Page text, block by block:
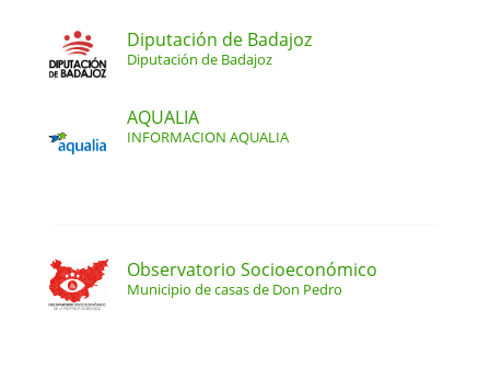
Diputación de Badajoz
Diputación de Badajoz
AQUALIA
INFORMACION AQUALIA
Observatorio Socioeconómico
Municipio de casas de Don Pedro